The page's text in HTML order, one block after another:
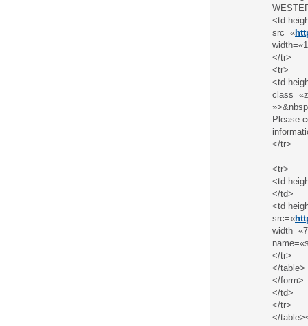
<td
src=«
</tr>
<tr>
<td
Please
</tr>
<tr>
<td
</td>
<td
src=«
</tr>
</table>
</form>
</td>
</tr>
</